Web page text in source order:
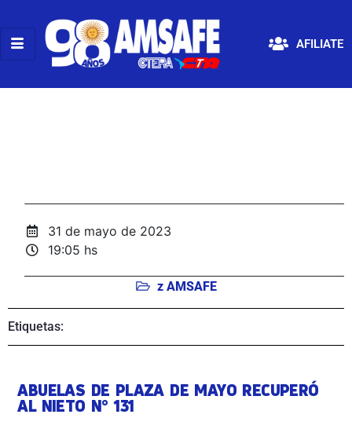
AFILIATE
31 de mayo de 2023
19:05 hs
z AMSAFE
Etiquetas:
ABUELAS DE PLAZA DE MAYO RECUPERÓ
AL NIETO N° 131